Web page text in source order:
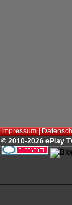
Impressum|
© 2010-2026 ePlay